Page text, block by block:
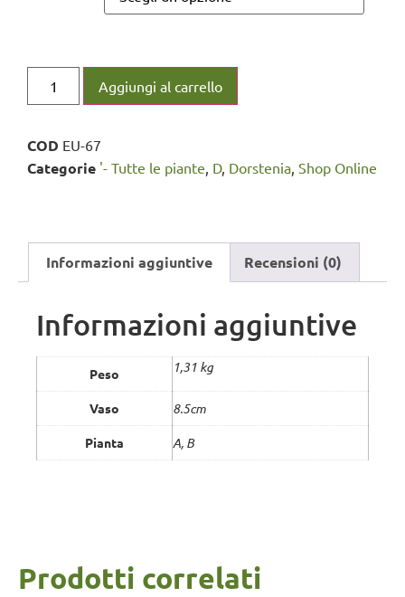
Aggiungi al carrello
COD EU-67
Categorie '- Tutte le piante D, Dorstenia Shop Online
Informazioni aggiuntive Recensioni (0)
Informazioni aggiuntive
Peso 1,31 kg
Vaso 8.5cm
Pianta A, B
Prodotti correlati